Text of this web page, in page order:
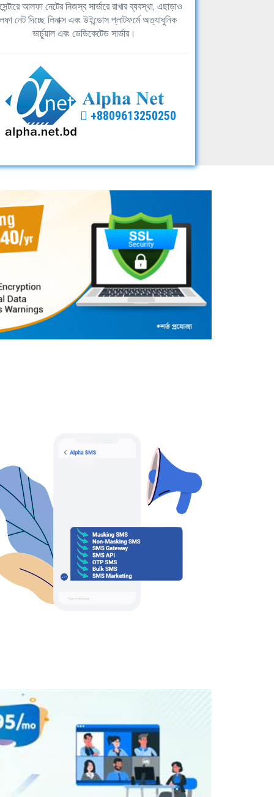
আলফা নেটের নিজস্ব সার্ভারে রাখার ব্যবস্থা, এছাড়াও
নেট দিচ্ছে লিনাক্স এবং উইন্ডোস প্লাটফর্মে অত্যাধুনিক
ভার্চুয়াল এবং ডেডিকেটেড সার্ভার।
+8809613250250